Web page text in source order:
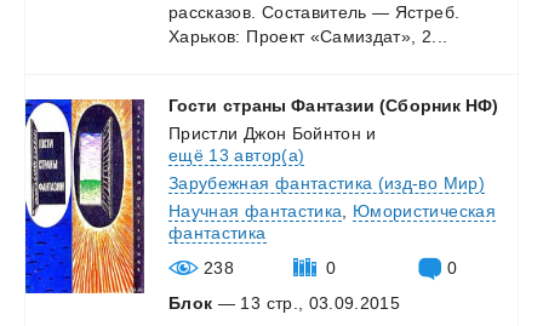
рассказов. Составитель — Ястреб.
Харьков: Проект «Самиздат», 2...
Гости страны Фантазии (Сборник НФ)
Пристли Джон Бойнтон и
ещё 13 автор(а)
Зарубежная фантастика (изд-во Мир)
Научная фантастика
Юмористическая
фантастика
238
0
0
Блок — 13 стр., 03.09.2015